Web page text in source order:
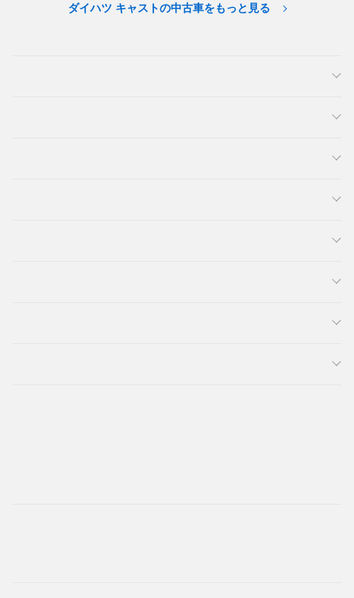
ダイハツ キャストの中古車をもっと見る